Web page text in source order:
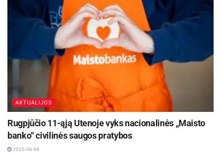
AKTUALIJOS
Rugpjūčio 11-ąją Utenoje vyks nacionalinės „Maisto
banko“ civilinės saugos pratybos
2026-08-06